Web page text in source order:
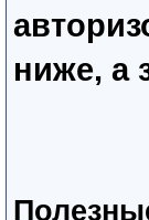
ниже, а